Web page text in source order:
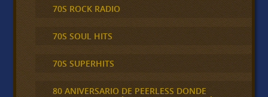
70S ROCK RADIO
70S SOUL HITS
70S SUPERHITS
80 ANIVERSARIO DE PEERLESS DONDE